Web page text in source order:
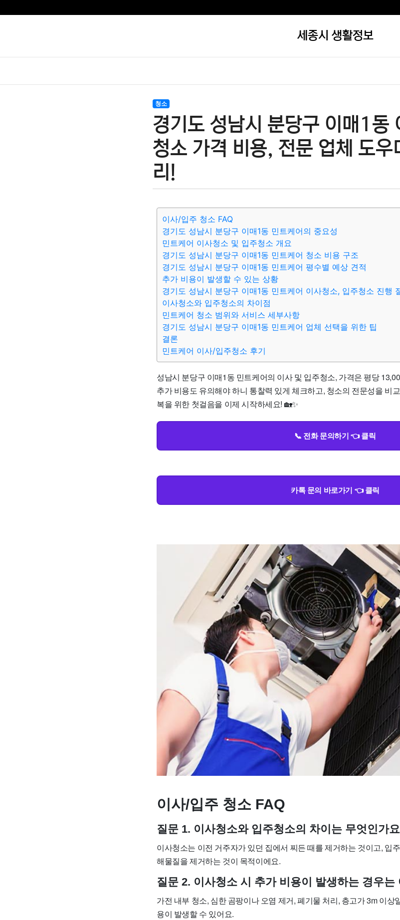
세종시 생활정보
청소
경기도 성남시 분당구 이매1동
청소 가격 비용, 전문 업체 도우
리!
이사/입주 청소 FAQ
경기도 성남시 분당구 이매1동 민트케어의 중요성
민트케어 이사청소 및 입주청소 개요
경기도 성남시 분당구 이매1동 민트케어 청소 비용 구조
경기도 성남시 분당구 이매1동 민트케어 평수별 예상 견적
추가 비용이 발생할 수 있는 상황
경기도 성남시 분당구 이매1동 민트케어 이사청소, 입주청소 진행
이사청소와 입주청소의 차이점
민트케어 청소 범위와 서비스 세부사항
경기도 성남시 분당구 이매1동 민트케어 업체 선택을 위한 팁
결론
민트케어 이사/입주청소 후기
성남시 분당구 이매1동 민트케어의 이사 및 입주청소, 가격은 평당
추가 비용도 유의해야 하니 통찰력 있게 체크하고, 청소의 전문성을 비
복을 위한 첫걸음을 이제 시작하세요! 🏡✨
📞 전화 문의하기 👈 클릭
카톡 문의 바로가기 👈 클릭
이사/입주 청소 FAQ
질문 1. 이사청소와 입주청소의 차이는 무엇인가
이사청소는 이전 거주자가 있던 집에서 찌든 때를 제거하는 것이고, 입
해물질을 제거하는 것이 목적이에요.
질문 2. 이사청소 시 추가 비용이 발생하는 경우는
가전 내부 청소, 심한 곰팡이나 오염 제거, 폐기물 처리, 층고가 3m 이상
용이 발생할 수 있어요.